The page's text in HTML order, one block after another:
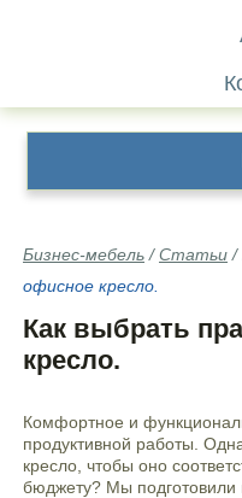
Бизнес-мебель /Статьи /
офисное кресло.
Как выбрать
кресло.
Комфортное и
продуктивной работы.
кресло, чтобы оно
бюджету? Мы подготовили